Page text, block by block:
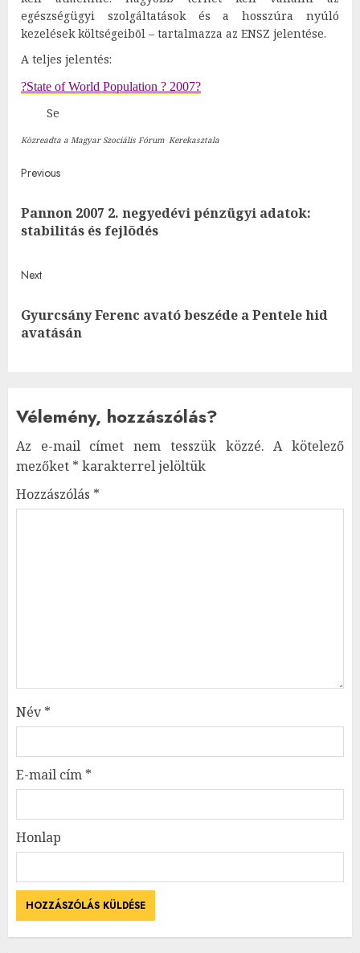
egészségügyi szolgáltatások és a hosszúra nyúló
kezelések költségeibõl – tartalmazza az ENSZ jelentése.
A teljes jelentés:
?State of World Population ? 2007?
Se
Közreadta a Magyar Szociális Fórum Kerekasztala
Post
navigation
Previous
Pannon 2007 2. negyedévi pénzügyi adatok:
stabilitás és fejlõdés
Next
Next
post:
Gyurcsány Ferenc avató beszéde a Pentele hid
avatásán
Vélemény, hozzászólás?
Az e-mail címet nem tesszük közzé. A kötelező
mezőket * karakterrel jelöltük
Hozzászólás *
Név*
E-mail cím *
Honlap